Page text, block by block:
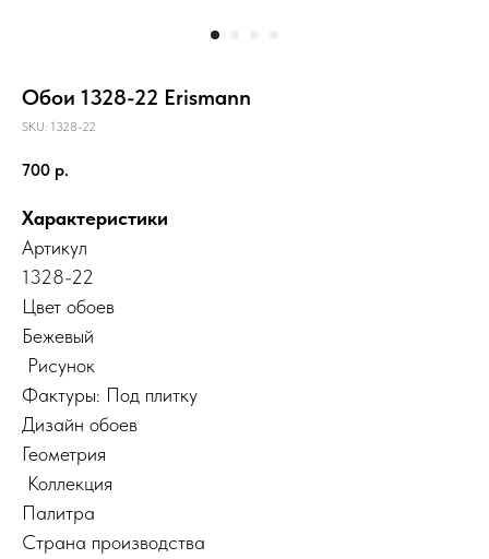
Обои 1328-22 Erismann
SKU: 1328-22
700 р.
Характеристики
Артикул
1328-22
Цвет обоев
Бежевый
Рисунок
Фактуры: Под плитку
Дизайн обоев
Геометрия
Коллекция
Палитра
Страна производства